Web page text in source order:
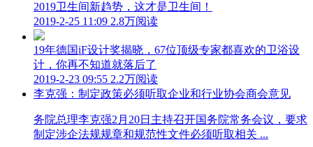
2019卫生间新趋势，这才是卫生间！
2019-2-25 11:09 2.8万阅读
19年德国iF设计奖揭晓，67位顶级专家都喜欢的卫浴设
计，你再不知道就落后了
2019-2-23 09:55 2.2万阅读
李克强：制定政策必须听取企业和行业协会商会意见
务院总理李克强2月20日主持召开国务院常务会议，要求
制定涉企法规规章和规范性文件必须听取相关 ...